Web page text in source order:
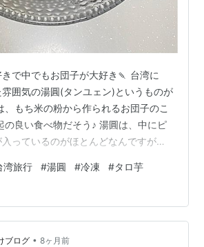
で中でもお団子が大好き🍡 台湾に
囲気の湯圓(タンユェン)というものが
、もち米の粉から作られるお団子のこ
の良い食べ物だそう♪ 湯圓は、中にピ
っているのがほとんどなんですが、
ロ芋味』が新しく出たので、試しに
ーパーやコンビニで購入できます。
円) 上がティラミス味、下がタロ芋味
言えば、過去に記事をあげています
ないと評価しています。 いや、タロ
湾旅行 #湯圓 #冷凍 #タロ芋
ブログ • 8ヶ月前